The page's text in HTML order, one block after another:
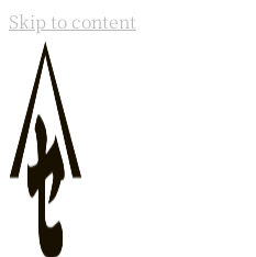
Skip to content